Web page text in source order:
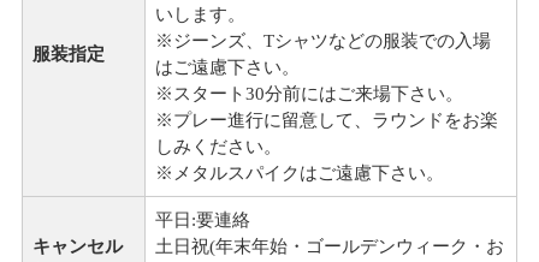
服装指定
いします。
※ジーンズ、Tシャツなどの服装での入場
はご遠慮下さい。
※スタート30分前にはご来場下さい。
※プレー進行に留意して、ラウンドをお楽
しみください。
※メタルスパイクはご遠慮下さい。
キャンセル
平日:要連絡
土日祝(年末年始・ゴールデンウィーク・お